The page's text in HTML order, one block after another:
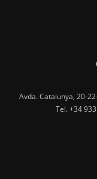
Avda. Catalunya, 20-
Tel. +34